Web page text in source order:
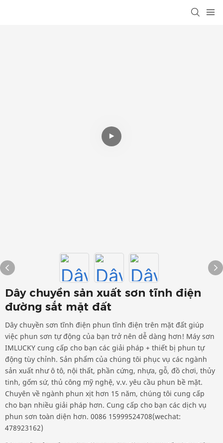
Dây chuyền sản xuất sơn tĩnh điện
đường sắt mặt đất
Dây chuyền sơn tĩnh điện phun tĩnh điện trên mặt đất giúp
việc phun sơn tự động của bạn trở nên dễ dàng hơn! Máy sơn
IMLUCKY cung cấp cho bạn các giải pháp + thiết bị phun tự
động tùy chỉnh. Sản phẩm của chúng tôi phục vụ các ngành
sản xuất như ô tô, nội thất, phần cứng, nhựa, gỗ, đồ chơi, thủy
tinh, gốm sứ, thủ công mỹ nghệ, v.v. yêu cầu phun bề mặt.
Chuyên về ngành phun xịt hơn 15 năm, chúng tôi cung cấp
cho bạn nhiều giải pháp hơn. Cung cấp cho bạn các dịch vụ
phun sơn toàn diện hơn. 0086 15999524708(wechat:
478923162)